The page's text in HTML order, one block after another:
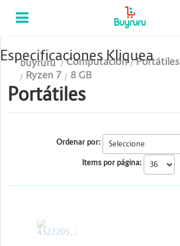
Categorias
Computación
Tablas Digitalizadoras
Celulares y Tablets
Conectividad y Redes
Especificaciones Kliquea
buyruru Computación Portátiles
Ryzen 7
8 GB
Portátiles
Ordenar por:
Items por página:
ASUS